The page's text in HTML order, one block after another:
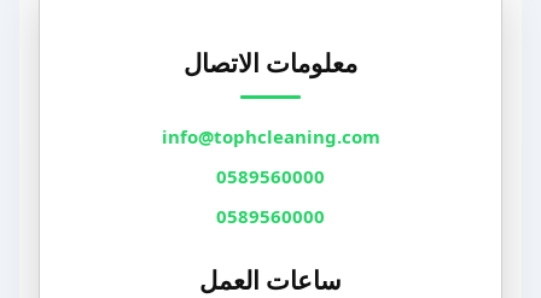
معلومات الاتصال
info@tophcleaning.com
0589560000
0589560000
ساعات العمل